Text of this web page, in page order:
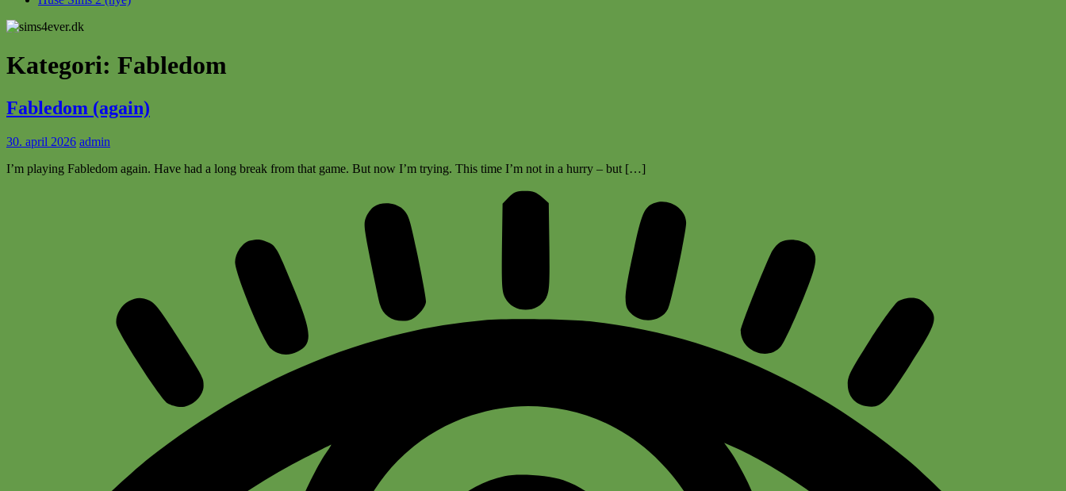
Kategori: Fabledom
Fabledom (again)
30. april 2026 admin
I’m playing Fabledom again. Have had a long break from that game. But now I’m trying. This time I’m not in a hurry – but […]